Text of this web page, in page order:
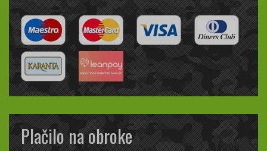
Plačilo na obroke